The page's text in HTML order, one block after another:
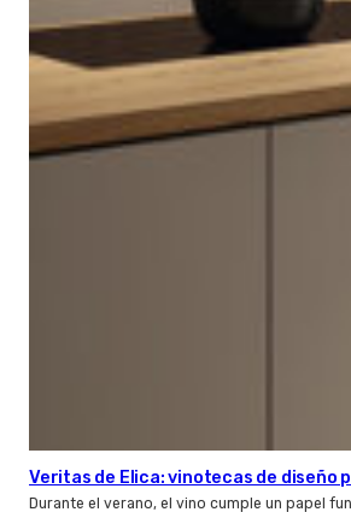
Veritas de Elica: vinotecas de
Durante el verano, el vino cumple un papel